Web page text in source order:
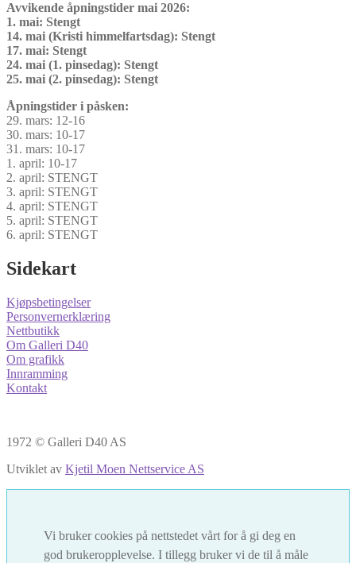
Avvikende åpningstider mai 2026:
1. mai: Stengt
14. mai (Kristi himmelfartsdag): Stengt
17. mai: Stengt
24. mai (1. pinsedag): Stengt
25. mai (2. pinsedag): Stengt
Åpningstider i påsken:
29. mars: 12-16
30. mars: 10-17
31. mars: 10-17
1. april: 10-17
2. april: STENGT
3. april: STENGT
4. april: STENGT
5. april: STENGT
6. april: STENGT
Sidekart
Kjøpsbetingelser
Personvernerklæring
Nettbutikk
Om Galleri D40
Om grafikk
Innramming
Kontakt
1972 © Galleri D40 AS
Utviklet av Kjetil Moen Nettservice AS
Vi bruker cookies på nettstedet vårt for å gi deg en
god brukeropplevelse. I tillegg bruker vi de til å måle